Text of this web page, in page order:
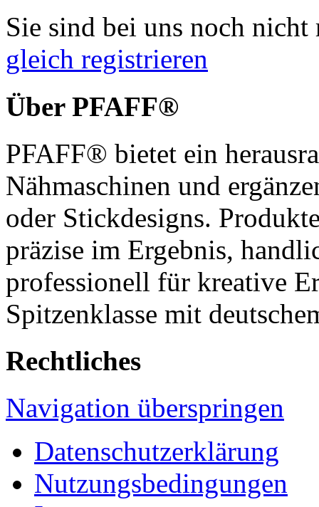
Sie sind bei uns noch
gleich registrieren
Über PFAFF®
PFAFF® bietet ein
Nähmaschinen und
oder Stickdesigns.
präzise im Ergebnis,
professionell für kreative
Spitzenklasse mit
Rechtliches
Navigation überspringen
Datenschutzerklärung
Nutzungsbedingungen